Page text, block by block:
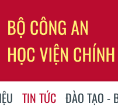
TIN TỨC ĐÀO TẠO -